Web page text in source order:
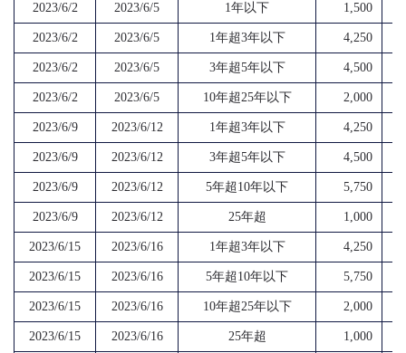
2023/6/2 2023/6/5 1年以下 1,500
2023/6/2 2023/6/5 1年超3年以下 4,250
2023/6/2 2023/6/5 3年超5年以下 4,500
2023/6/2 2023/6/5 10年超25年以下 2,000
2023/6/9 2023/6/12 1年超3年以下 4,250
2023/6/9 2023/6/12 3年超5年以下 4,500
2023/6/9 2023/6/12 5年超10年以下 5,750
2023/6/9 2023/6/12 25年超 1,000
2023/6/15 2023/6/16 1年超3年以下 4,250
2023/6/15 2023/6/16 5年超10年以下 5,750
2023/6/15 2023/6/16 10年超25年以下 2,000
2023/6/15 2023/6/16 25年超 1,000